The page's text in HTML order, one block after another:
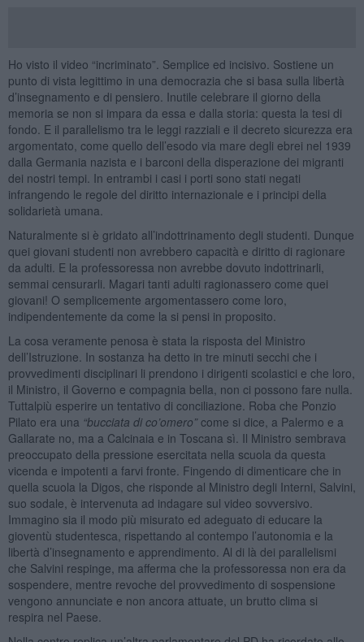
Ho visto il video “incriminato”. Semplice ed incisivo. Sostiene un
punto di vista legittimo in una democrazia che si basa sulla libertà
d’insegnamento e di pensiero. Inutile celebrare il giorno della
memoria se non si impara da essa e dalla storia: questa la tesi di
fondo. E il parallelismo tra le leggi razziali e il decreto sicurezza era
argomentato, come quello dell’esodo via mare degli ebrei nel 1939
dalla Germania nazista e i barconi della disperazione dei migranti
dei nostri tempi. In entrambi i casi i porti sono stati negati
infrangendo le regole del diritto internazionale e i principi della
solidarietà umana.
Naturalmente si è gridato all’indottrinamento degli studenti. Dunque
quei giovani studenti non avrebbero capacità e diritto di ragionare
da adulti. E la professoressa non avrebbe dovuto indottrinarli,
semmai censurarli. Magari tanti adulti ragionassero come quei
giovani! O semplicemente argomentassero come loro,
indipendentemente da come la si pensi in proposito.
La cosa veramente penosa è stata la risposta del Ministro
dell’Istruzione. In sostanza ha detto in tre minuti secchi che i
provvedimenti disciplinari li prendono i dirigenti scolastici e che loro,
il Ministro, il Governo e compagnia bella, non ci possono fare nulla.
Tuttalpiù esperire un tentativo di conciliazione. Roba che Ponzio
Pilato era una “bucciata di co’omero”come si dice, a Palermo e a
Gallarate no, ma a Calcinaia e in Toscana sì. Il Ministro sembrava
preoccupato della pressione esercitata nella scuola da questa
vicenda e impotenti a farvi fronte. Fingendo di dimenticare che in
quella scuola la Digos, che risponde al Ministro degli Interni, Salvini,
suo sodale, è intervenuta ad indagare sul video sovversivo.
Immagino sia il modo più misurato ed adeguato di educare la
gioventù studentesca, rispettando al contempo l’autonomia e la
libertà d’insegnamento e apprendimento. Al di là dei parallelismi
che Salvini respinge, ma afferma che la professoressa non era da
sospendere, mentre revoche del provvedimento di sospensione
vengono annunciate e non ancora attuate, un brutto clima si
respira nel Paese.